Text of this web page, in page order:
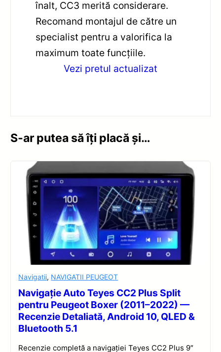
înalt, CC3 merită considerare.
Recomand montajul de către un
specialist pentru a valorifica la
maximum toate funcțiile.
Vezi pretul actualizat
S-ar putea să îți placă și…
Navigatii, NAVIGATII PEUGEOT
Navigație Auto Teyes CC2 Plus Split
pentru Peugeot Boxer (2011–2022) —
Recenzie Detaliată, Android 10, QLED &
Bluetooth 5.1
Recenzie completă a navigației Teyes CC2 Plus 9″